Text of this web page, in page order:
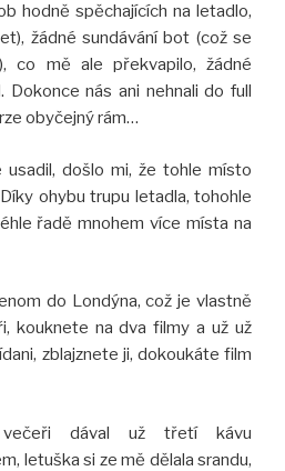
hodně spěchajících na letadlo,
žádné sundávání bot (což se
co mě ale překvapilo, žádné
Dokonce nás ani nehnali do full
obyčejný rám…
došlo mi, že tohle místo
ohybu trupu letadla, tohohle
řadě mnohem více místa na
do Londýna, což je vlastně
kouknete na dva filmy a už už
zblajznete ji, dokoukáte film
dával už třetí kávu
letuška si ze mě dělala srandu,